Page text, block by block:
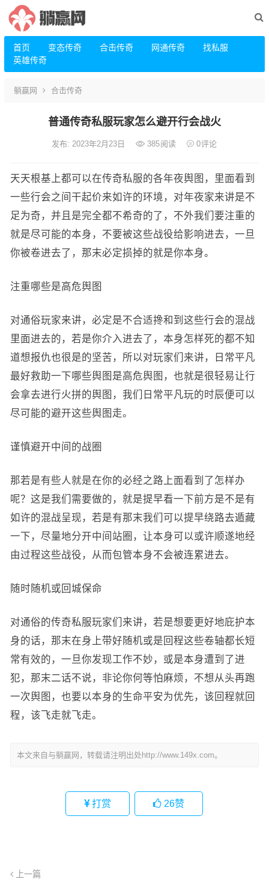
首页 变态传奇 合击传奇 网通传奇
找私服
英雄传奇
躺赢网 合击传奇
普通传奇私服玩家怎么避开行会战火
发布: 2023年2月23日 385阅读 0评论
天天根基上都可以在传奇私服的各年夜舆图，里面看到
一些行会之间干起价来如许的环境，对年夜家来讲是不
足为奇，并且是完全都不希奇的了，不外我们要注重的
就是尽可能的本身，不要被这些战役给影响进去，一旦
你被卷进去了，那末必定损掉的就是你本身。
注重哪些是高危舆图
对通俗玩家来讲，必定是不合适搀和到这些行会的混战
里面进去的，若是你介入进去了，本身怎样死的都不知
道想报仇也很是的坚苦，所以对玩家们来讲，日常平凡
最好救助一下哪些舆图是高危舆图，也就是很轻易让行
会拿去进行火拼的舆图，我们日常平凡玩的时辰便可以
尽可能的避开这些舆图走。
谨慎避开中间的战圈
那若是有些人就是在你的必经之路上面看到了怎样办
呢？这是我们需要做的，就是提早看一下前方是不是有
如许的混战呈现，若是有那末我们可以提早绕路去遁藏
一下，尽量地分开中间站圈，让本身可以或许顺遂地经
由过程这些战役，从而包管本身不会被连累进去。
随时随机或回城保命
对通俗的传奇私服玩家们来讲，若是想要更好地庇护本
身的话，那末在身上带好随机或是回程这些卷轴都长短
常有效的，一旦你发现工作不妙，或是本身遭到了进
犯，那末二话不说，非论你何等怕麻烦，不想从头再跑
一次舆图，也要以本身的生命平安为优先，该回程就回
程，该飞走就飞走。
本文来自与躺赢网，转载请注明出处http://www.149x.com。
打赏 26赞
上一篇